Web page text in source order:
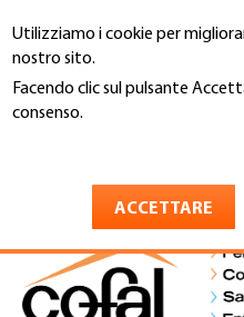
Utilizziamo i cookie per
nostro sito.
Facendo clic sul pulsante
consenso.
ACCETTARE
al
contenuto
principale
You